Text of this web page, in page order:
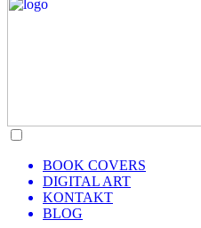
BOOK COVERS
DIGITAL ART
KONTAKT
BLOG